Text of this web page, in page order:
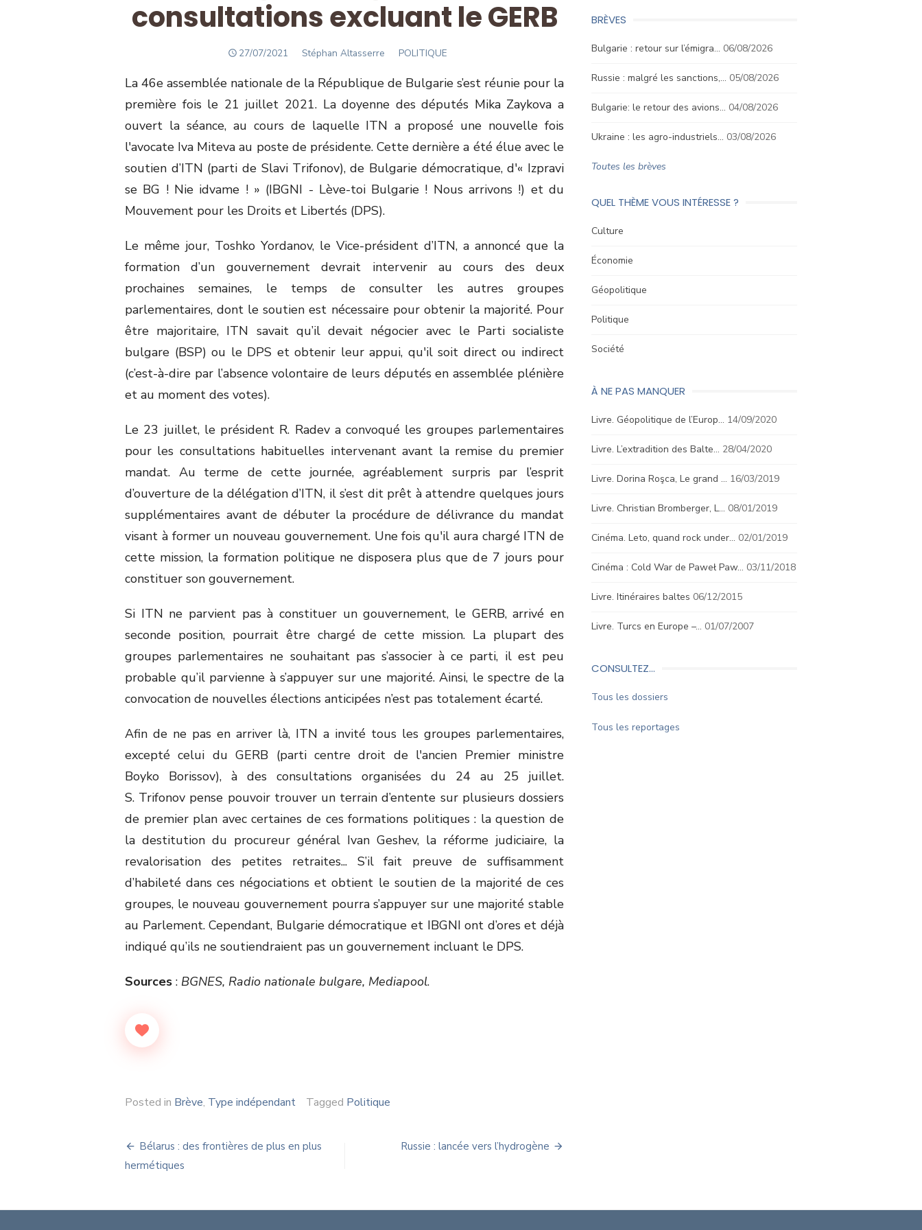
consultations excluant le GERB
POSTED
27/07/2021 Author
Stéphan Altasserre POLITIQUE
La 46e assemblée nationale de la République de Bulgarie s’est réunie pour la
première fois le 21 juillet 2021. La doyenne des députés Mika Zaykova a
ouvert la séance, au cours de laquelle ITN a proposé une nouvelle fois
l'avocate Iva Miteva au poste de présidente. Cette dernière a été élue avec le
soutien d’ITN (parti de Slavi Trifonov), de Bulgarie démocratique, d'« Izpravi
se BG ! Nie idvame ! » (IBGNI - Lève-toi Bulgarie ! Nous arrivons !) et du
Mouvement pour les Droits et Libertés (DPS).
Le même jour, Toshko Yordanov, le Vice-président d’ITN, a annoncé que la
formation d’un gouvernement devrait intervenir au cours des deux
prochaines semaines, le temps de consulter les autres groupes
parlementaires, dont le soutien est nécessaire pour obtenir la majorité. Pour
être majoritaire, ITN savait qu’il devait négocier avec le Parti socialiste
bulgare (BSP) ou le DPS et obtenir leur appui, qu'il soit direct ou indirect
(c’est-à-dire par l’absence volontaire de leurs députés en assemblée plénière
et au moment des votes).
Le 23 juillet, le président R. Radev a convoqué les groupes parlementaires
pour les consultations habituelles intervenant avant la remise du premier
mandat. Au terme de cette journée, agréablement surpris par l’esprit
d’ouverture de la délégation d’ITN, il s’est dit prêt à attendre quelques jours
supplémentaires avant de débuter la procédure de délivrance du mandat
visant à former un nouveau gouvernement. Une fois qu'il aura chargé ITN de
cette mission, la formation politique ne disposera plus que de 7 jours pour
constituer son gouvernement.
Si ITN ne parvient pas à constituer un gouvernement, le GERB, arrivé en
seconde position, pourrait être chargé de cette mission. La plupart des
groupes parlementaires ne souhaitant pas s’associer à ce parti, il est peu
probable qu’il parvienne à s’appuyer sur une majorité. Ainsi, le spectre de la
convocation de nouvelles élections anticipées n’est pas totalement écarté.
Afin de ne pas en arriver là, ITN a invité tous les groupes parlementaires,
excepté celui du GERB (parti centre droit de l'ancien Premier ministre
Boyko Borissov), à des consultations organisées du 24 au 25 juillet.
S. Trifonov pense pouvoir trouver un terrain d’entente sur plusieurs dossiers
de premier plan avec certaines de ces formations politiques : la question de
la destitution du procureur général Ivan Geshev, la réforme judiciaire, la
revalorisation des petites retraites... S’il fait preuve de suffisamment
d’habileté dans ces négociations et obtient le soutien de la majorité de ces
groupes, le nouveau gouvernement pourra s’appuyer sur une majorité stable
au Parlement. Cependant, Bulgarie démocratique et IBGNI ont d’ores et déjà
indiqué qu’ils ne soutiendraient pas un gouvernement incluant le DPS.
Sources : BGNES, Radio nationale bulgare, Mediapool.
Posted in Brève, Type indépendant Tagged Politique
Navigation
de
Bélarus : des frontières de plus en plus
hermétiques
Russie : lancée vers l’hydrogène
BRÈVES
Bulgarie : retour sur l’émigra… 06/08/2026
Russie : malgré les sanctions,… 05/08/2026
Bulgarie: le retour des avions… 04/08/2026
Ukraine : les agro-industriels… 03/08/2026
Toutes les brèves
QUEL THÈME VOUS INTÉRESSE ?
Culture
Économie
Géopolitique
Politique
Société
À NE PAS MANQUER
Livre. Géopolitique de l’Europ… 14/09/2020
Livre. L’extradition des Balte… 28/04/2020
Livre. Dorina Roşca, Le grand … 16/03/2019
Livre. Christian Bromberger, L… 08/01/2019
Cinéma. Leto, quand rock under… 02/01/2019
Cinéma : Cold War de Paweł Paw… 03/11/2018
Livre. Itinéraires baltes 06/12/2015
Livre. Turcs en Europe –… 01/07/2007
CONSULTEZ…
Tous les dossiers
Tous les reportages